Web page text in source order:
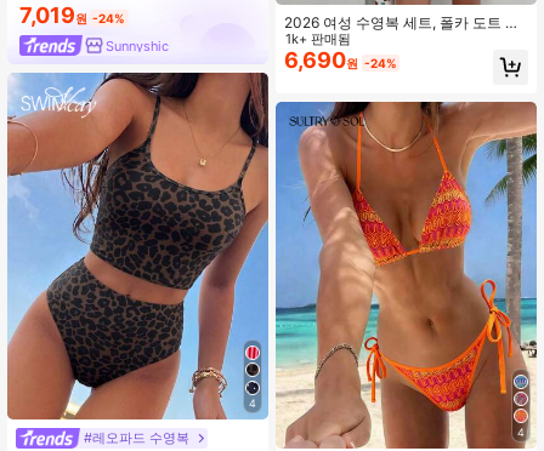
7,019원 -24%
Sunnyshic
4
#레오파드 수영복
2026 여성 수영복 세트, 폴카 도트 대
비 컬러 홀터 섹시 백리스 비키니 탑
및 티팬티 하의, 발렌타인데이, 해변,
리조트, 야외 휴가 여름, 바캉스코어에
1k+ 판매됨
6,690원 -24%
4